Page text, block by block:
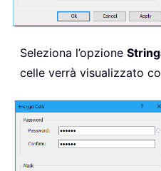
Seleziona l’opzione
celle verrà visualizzato